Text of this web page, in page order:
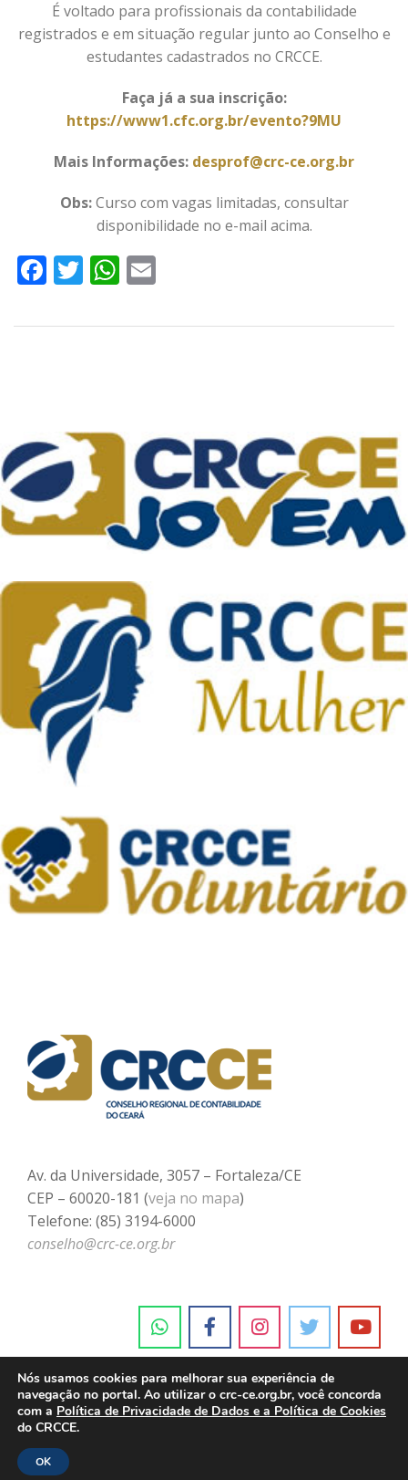
É voltado para profissionais da contabilidade
registrados e em situação regular junto ao Conselho e
estudantes cadastrados no CRCCE.
Faça já a sua inscrição:
https://www1.cfc.org.br/evento?9MU
Mais Informações: desprof@crc-ce.org.br
Obs:Curso com vagas limitadas, consultar
disponibilidade no e-mail acima.
Facebook
TwitterWhatsApp
Av. da Universidade, 3057 – Fortaleza/CE
CEP – 60020-181 (veja no mapa)
Telefone: (85) 3194-6000
conselho@crc-ce.org.br
Nós usamos cookies para melhorar sua experiência de
navegação no portal. Ao utilizar o crc-ce.org.br, você concorda
com a Política de Privacidade de Dados e a Política de Cookies
do CRCCE.
OK